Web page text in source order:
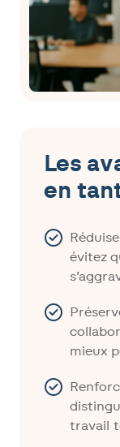
Les
en
évitez
mieux
travail